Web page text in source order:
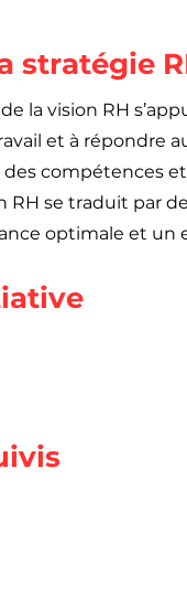
stratégie
la vision RH
et à répondre
compétences
RH se traduit par
optimale et